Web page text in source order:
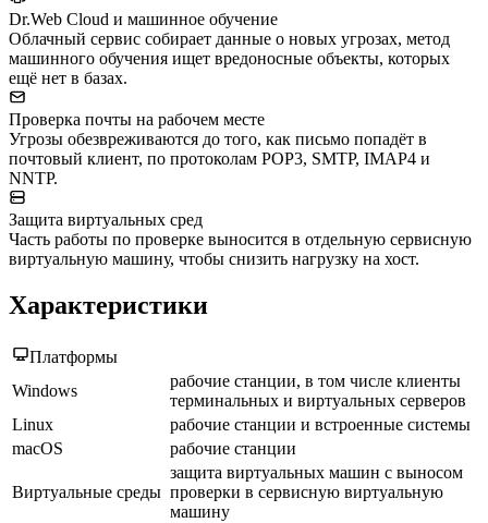
Dr.Web Cloud и машинное обучение
Облачный сервис собирает данные о новых угрозах, метод
машинного обучения ищет вредоносные объекты, которых
ещё нет в базах.
Проверка почты на рабочем месте
Угрозы обезвреживаются до того, как письмо попадёт в
почтовый клиент, по протоколам POP3, SMTP, IMAP4 и
NNTP.
Защита виртуальных сред
Часть работы по проверке выносится в отдельную сервисную
виртуальную машину, чтобы снизить нагрузку на хост.
Характеристики
Платформы
Windows
рабочие станции, в том числе клиенты
терминальных и виртуальных серверов
Linux
рабочие станции и встроенные системы
macOS
рабочие станции
Виртуальные среды
защита виртуальных машин с выносом
проверки в сервисную виртуальную
машину